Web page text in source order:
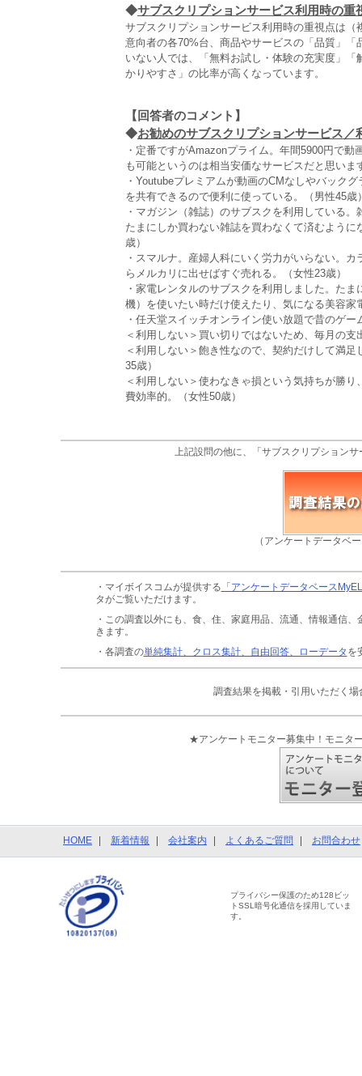
◆サブスクリプションサービス利用時の重
サブスクリプションサービス利用時の重視点は
意向者の各70%台、商品やサービスの「品質」
いない人では、「無料お試し・体験の充実度」
かりやすさ」の比率が高くなっています。
【回答者のコメント】
◆お勧めのサブスクリプションサービス／
・定番ですがAmazonプライム。年間5900円で
も可能というのは相当安価なサービスだと思いま
・Youtubeプレミアムが動画のCMなしやバック
を共有できるので便利に使っている。（男性45歳
・マガジン（雑誌）のサブスクを利用している
たまにしか買わない雑誌を買わなくて済むよう
歳）
・スマルナ。産婦人科にいく労力がいらない。
らメルカリに出せばすぐ売れる。（女性23歳）
・家電レンタルのサブスクを利用しました。た
機）を使いたい時だけ使えたり、気になる美容
・任天堂スイッチオンライン使い放題で昔のゲ
＜利用しない＞買い切りではないため、毎月の
＜利用しない＞飽き性なので、契約だけして満
35歳）
＜利用しない＞使わなきゃ損という気持ちが勝
費効率的。（女性50歳）
上記設問の他に、「サブスクリプション
（アンケートデータベ
・マイボイスコムが提供する 「アンケートデータベース
タがご覧いただけます。
・この調査以外にも、食、住、家庭用品、流通、情報通信、
きます。
・各調査の単純集計、クロス集計、自由回答、ローデータ を
調査結果を掲載・引用いただく場
★アンケートモニター募集中！モニタ
HOME 新着情報 会社案内 よくあるご質問 お問合わせ
プライバシー保護のため128ビッ
トSSL暗号化通信を採用していま
す。